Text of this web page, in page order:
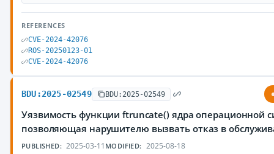
REFERENCES
CVE-2024-42076
ROS-20250123-01
CVE-2024-42076
BDU:2025-02549 BDU:2025-02549
Уязвимость функции ftruncate() ядра операционной
позволяющая нарушителю вызвать отказ в
PUBLISHED: 2025-03-11 MODIFIED: 2025-08-18